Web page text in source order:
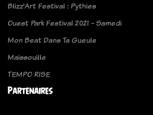
Blizz'Art Festival : Pythies
Ouest Park Festival 2021 - Samedi
Mon Beat Dans Ta Gueule
Maissouille
TEMPO RISE
Partenaires